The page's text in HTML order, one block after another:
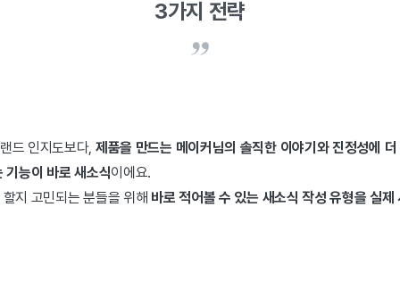
3가지 전략
드 인지도보다, 제품을 만드는 메이커님의 솔직한 이야기와 진정성에
기능이 바로 새소식이에요.
지 고민되는 분들을 위해 바로 적어볼 수 있는 새소식 작성 유형을 실제